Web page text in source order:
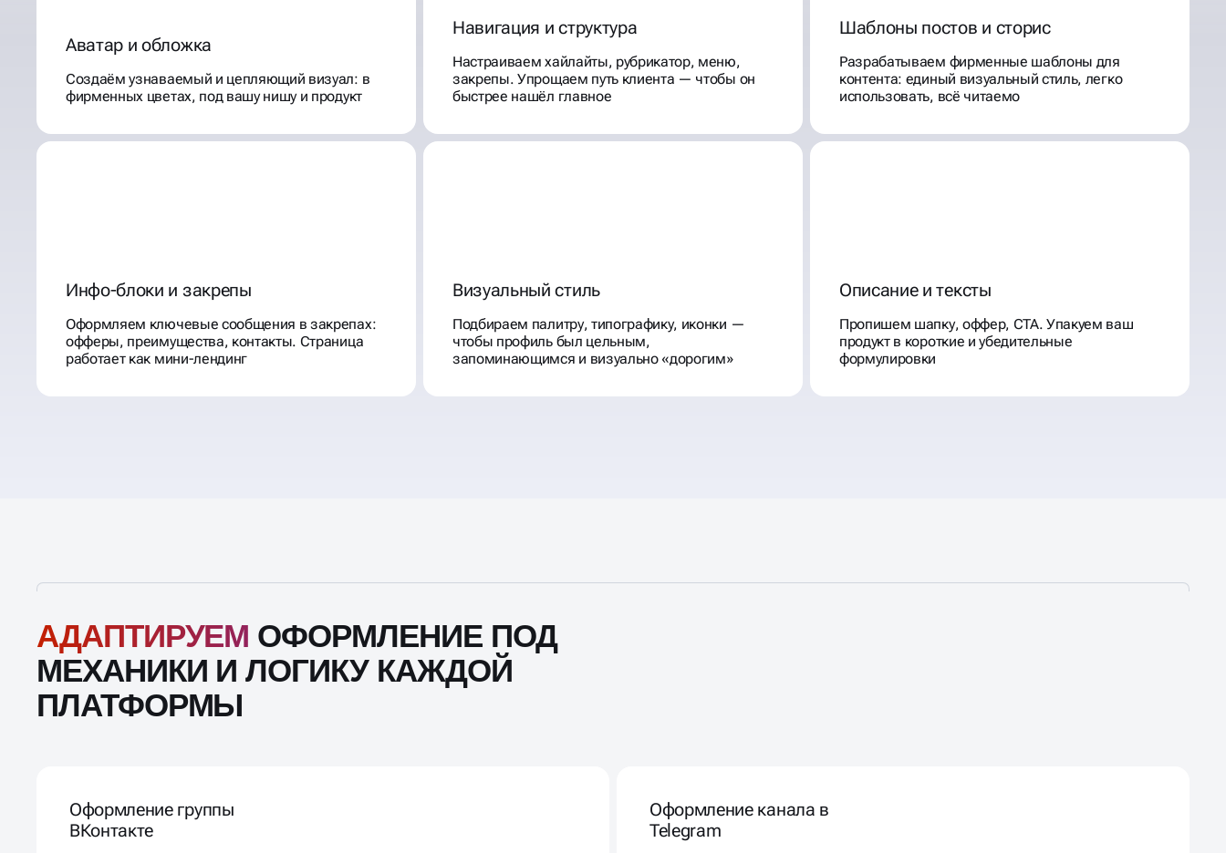
Аватар и обложка
Создаём узнаваемый и цепляющий визуал: в
фирменных цветах, под вашу нишу и продукт
Навигация и структура
Настраиваем хайлайты, рубрикатор, меню,
закрепы. Упрощаем путь клиента — чтобы он
быстрее нашёл главное
Шаблоны постов и сторис
Разрабатываем фирменные шаблоны для
контента: единый визуальный стиль, легко
использовать, всё читаемо
Инфо-блоки и закрепы
Оформляем ключевые сообщения в закрепах:
офферы, преимущества, контакты. Страница
работает как мини-лендинг
Визуальный стиль
Подбираем палитру, типографику, иконки —
чтобы профиль был цельным,
запоминающимся и визуально «дорогим»
Описание и тексты
Пропишем шапку, оффер, CTA. Упакуем ваш
продукт в короткие и убедительные
формулировки
АДАПТИРУЕМ ОФОРМЛЕНИЕ ПОД
МЕХАНИКИ И ЛОГИКУ КАЖДОЙ
ПЛАТФОРМЫ
Оформление группы
ВКонтакте
Оформление канала в
Telegram